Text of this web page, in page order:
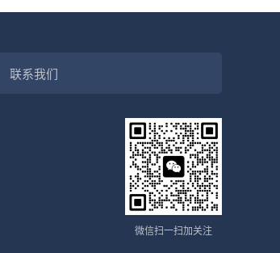
联系我们
微信扫一扫加关注